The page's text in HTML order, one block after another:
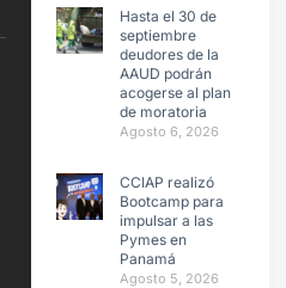
Hasta el 30 de
septiembre
deudores de la
AAUD podrán
acogerse al plan
de moratoria
Agosto 6, 2026
CCIAP realizó
Bootcamp para
impulsar a las
Pymes en
Panamá
Agosto 5, 2026